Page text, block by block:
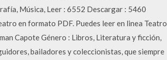
Música, Leer : 6552 Descargar : 5460
en formato PDF. Puedes leer en linea Teatro
Capote Género : Libros, Literatura y ficción,
bailadores y coleccionistas, que siempre